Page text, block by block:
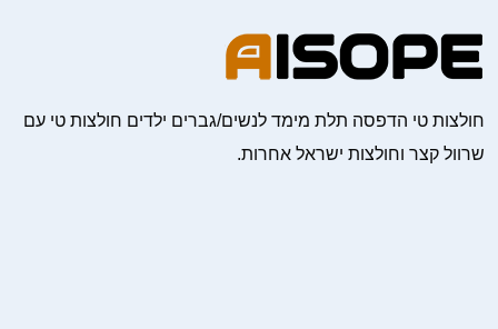
חולצות טי הדפסה תלת מימד לנשים/גברים ילדים חולצות טי עם
שרוול קצר וחולצות ישראל אחרות.